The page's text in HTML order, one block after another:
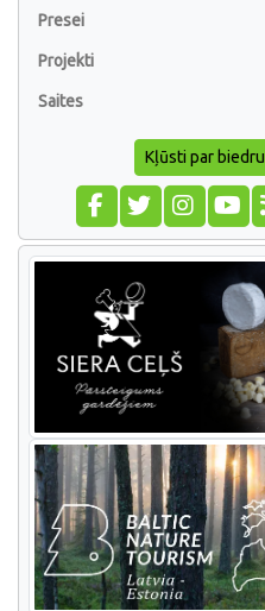
Presei
Projekti
Saites
Kļūsti par biedru